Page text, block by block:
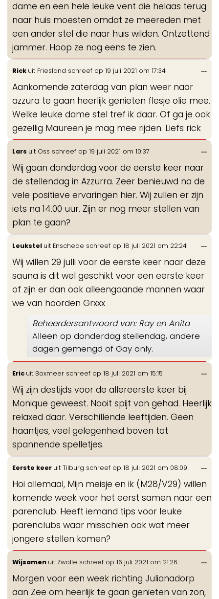
dame en een hele leuke vent die helaas terug
naar huis moesten omdat ze meereden met
een ander stel die naar huis wilden. Ontzettend
jammer. Hoop ze nog eens te zien.
Rick uit Friesland schreef op 19 juli 2021 om 17:34
Aankomende zaterdag van plan weer naar
azzura te gaan heerlijk genieten flesje olie mee.
Welke leuke dame stel tref ik daar. Of ga je ook
gezellig Maureen je mag mee rijden. Liefs rick
...
Lars uit Oss schreef op 19 juli 2021 om 10:37
Wij gaan donderdag voor de eerste keer naar
de stellendag in Azzurra. Zeer benieuwd na de
vele positieve ervaringen hier. Wij zullen er zijn
iets na 14.00 uur. Zijn er nog meer stellen van
plan te gaan?
...
Leukstel uit Enschede schreef op 18 juli 2021 om 22:24
Wij willen 29 julli voor de eerste keer naar deze
sauna is dit wel geschikt voor een eerste keer
of zijn er dan ook alleengaande mannen waar
we van hoorden Grxxx
Beheerdersantwoord van: Ray en Anita
Alleen op donderdag stellendag, andere
dagen gemengd of Gay only.
...
Eric uit Boxmeer schreef op 18 juli 2021 om 15:15
Wij zijn destijds voor de allereerste keer bij
Monique geweest. Nooit spijt van gehad. Heerlijk
relaxed daar. Verschillende leeftijden. Geen
haantjes, veel gelegenheid boven tot
spannende spelletjes.
...
Eerste keer uit Tilburg schreef op 18 juli 2021 om 08:09
Hoi allemaal, Mijn meisje en ik (M28/V29) willen
komende week voor het eerst samen naar een
parenclub. Heeft iemand tips voor leuke
parenclubs waar misschien ook wat meer
jongere stellen komen?
...
Wijsamen uit Zwolle schreef op 16 juli 2021 om 21:26
Morgen voor een week richting Julianadorp
aan Zee om heerlijk te gaan genieten van zon,
...